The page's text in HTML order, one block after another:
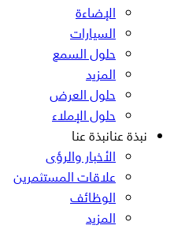
الإضاءة
السيارات
حلول السمع
المزيد
حلول العرض
حلول الإملاء
نبذة عنانبذة عنا
الأخبار والرؤى
علاقات المستثمرين
الوظائف
المزيد